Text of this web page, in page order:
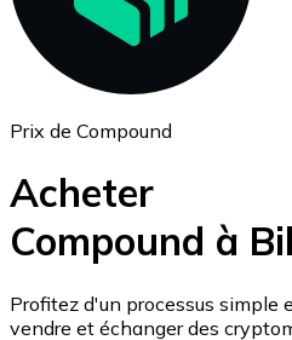
USD Coin
Prix de Compound
Acheter
Compound à
Profitez d'un processus simple
vendre et échanger des